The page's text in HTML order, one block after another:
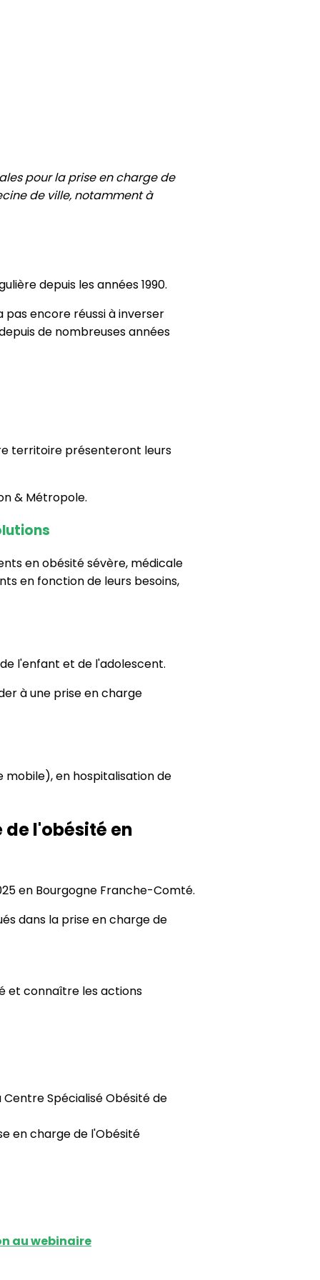
pour la prise en charge de
de ville, notamment à
depuis les années 1990.
pas encore réussi à inverser
de nombreuses années
territoire présenteront leurs
& Métropole.
en obésité sévère, médicale
en fonction de leurs besoins,
l'enfant et de l'adolescent.
à une prise en charge
mobile), en hospitalisation de
l'obésité en
en Bourgogne Franche-Comté.
dans la prise en charge de
et connaître les actions
Spécialisé Obésité de
en charge de l'Obésité
au webinaire